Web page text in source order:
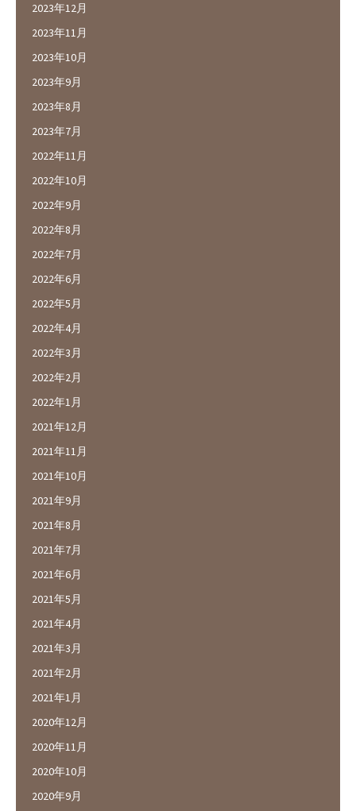
2023年12月
2023年11月
2023年10月
2023年9月
2023年8月
2023年7月
2022年11月
2022年10月
2022年9月
2022年8月
2022年7月
2022年6月
2022年5月
2022年4月
2022年3月
2022年2月
2022年1月
2021年12月
2021年11月
2021年10月
2021年9月
2021年8月
2021年7月
2021年6月
2021年5月
2021年4月
2021年3月
2021年2月
2021年1月
2020年12月
2020年11月
2020年10月
2020年9月